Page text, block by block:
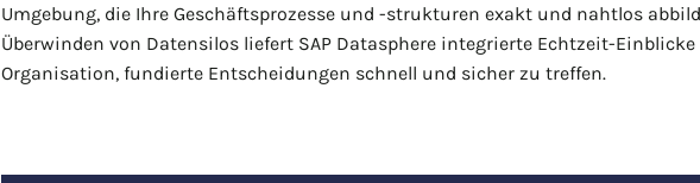
Umgebung, die Ihre Geschäftsprozesse und -strukturen exakt und nahtlos
Überwinden von Datensilos liefert SAP Datasphere integrierte Echtzeit-
Organisation, fundierte Entscheidungen schnell und sicher zu treffen.